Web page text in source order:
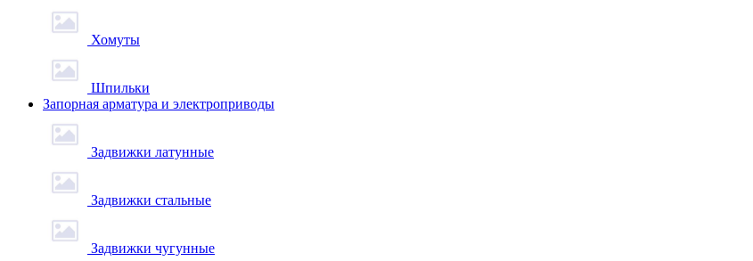
Хомуты
Шпильки
Запорная арматура и электроприводы
Задвижки латунные
Задвижки стальные
Задвижки чугунные